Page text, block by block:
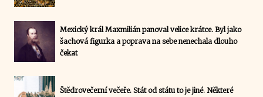
Mexický král Maxmilián panoval velice krátce. Byl jako
šachová figurka a poprava na sebe nenechala dlouho
čekat
Štědrovečerní večeře. Stát od státu to je jiné. Některé